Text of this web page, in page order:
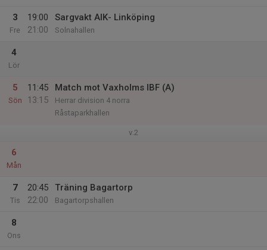
3
Fre
19:00
21:00
Sargvakt AIK- Linköping
Solnahallen
4
Lör
5
Sön
11:45
13:15
Match mot Vaxholms IBF (A)
Herrar division 4 norra
Råstaparkhallen
v.2
6
Mån
7
Tis
20:45
22:00
Träning Bagartorp
Bagartorpshallen
8
Ons